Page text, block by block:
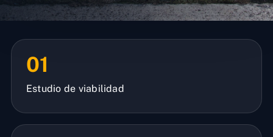
01
Estudio de viabilidad